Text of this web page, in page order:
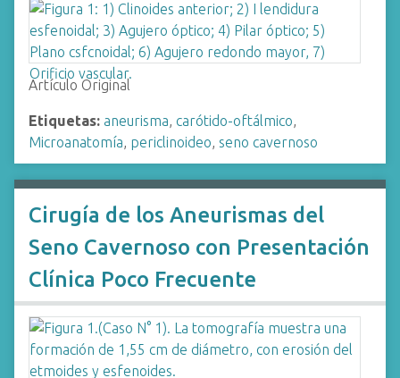
Artículo Original
Etiquetas: aneurisma, carótido-oftálmico,
Microanatomía, periclinoideo, seno cavernoso
Cirugía de los Aneurismas del
Seno Cavernoso con Presentación
Clínica Poco Frecuente